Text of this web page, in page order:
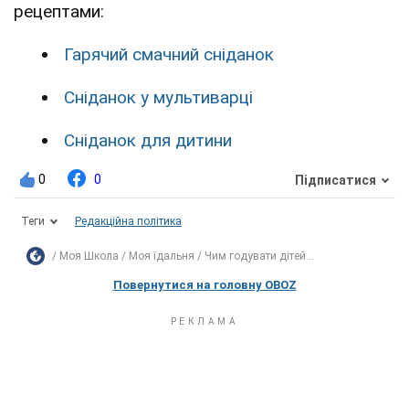
рецептами:
Гарячий смачний сніданок
Сніданок у мультиварці
Сніданок для дитини
0 0 Підписатися
Теги Редакційна політика
Моя Школа Моя їдальня Чим годувати дітей...
Повернутися на головну OBOZ